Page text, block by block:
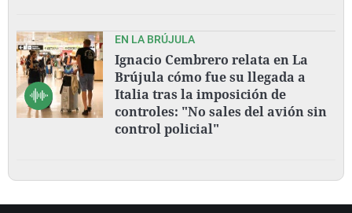
EN LA BRÚJULA
Ignacio Cembrero relata en La
Brújula cómo fue su llegada a
Italia tras la imposición de
controles: "No sales del avión sin
control policial"